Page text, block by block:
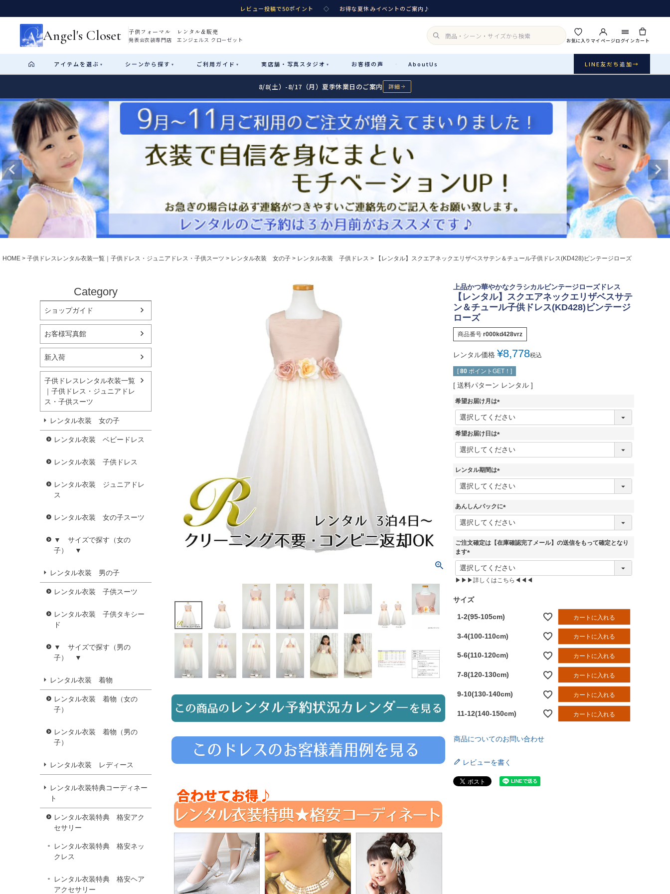
レビュー投稿で50ポイント ◇ お得な夏休みイベントのご案内♪
Angel's Closet 子供フォーマル レンタル&販売
発表会衣装専門店 エンジェルス クローゼット お気に入りマイページログインカート
アイテム を選ぶ ▾ シーンから探す ▾ ご利用ガイド ▾ 実店舗・ 写真スタジオ ▾ お客様の声 · AboutUs LINE友だち追加→
カテゴリ詳細→ サイズで選ぶ→
Rental レンタル
女の子ドレス
小物・アクセ パニエ
アウター レディース
Sale販売
コスチューム アウター インナー・パニエ
アクセサリー ジュエリー 音楽雑貨
性別・サイズで絞り込む→
Recital & Concours
舞台で輝くステージ衣装
Wedding Graduation & Entrance Shichi-Go-San
3歳・5歳・7歳の晴れの日
Start はじめに
01 ショップガイド（総合案内）
レンタル・販売の入口
02 サイズの選び方
測り方と目安
Angel's Closetについて
創業2003年からの想い
Rentalレンタル
04 レンタルのご案内
予約・配送・返却・料金
レンタルの流れ
06 あんしんパック
汚れ・キズ・破損の補償
Buy & Support ご購入・サポート
08 送料・お支払い
送料・決済方法
09 お問い合わせ
電話・メール・LINE
Atelier
実店舗 つくば店
Tsukuba Boutique
〒 茨城県土浦市大町14-16-1F
10:00–18:00（完全予約制）
月曜日
店舗を予約する → スタジオを予約 →
8/8(土）-8/17（月）夏季休業日のご案内 詳細
HOME 子供ドレスレンタル衣装一覧｜子供ドレス・ジュニアドレス・子供スーツ レンタル衣装 女の子 レンタル衣装 子供ドレス 【レンタル】スクエアネックエリザベスサテン＆チュール子供ドレス(KD428)ビンテージローズ
Category
ショップガイド
お客様写真館
新入荷
子供ドレスレンタル衣装一覧
｜子供ドレス・ジュニアドレ
ス・子供スーツ
レンタル衣装 女の子
レンタル衣装 ベビードレス
レンタル衣装 子供ドレス
レンタル衣装 ジュニアドレ
ス
レンタル衣装 女の子スーツ
▼ サイズで探す（女の
子） ▼
レンタル衣装 男の子
レンタル衣装 子供スーツ
レンタル衣装 子供タキシー
ド
▼ サイズで探す（男の
子） ▼
レンタル衣装 着物
レンタル衣装 着物（女の
子）
レンタル衣装 着物（男の
子）
レンタル衣装 レディース
レンタル衣装特典コーディネー
ト
レンタル衣装特典 格安アク
セサリー
レンタル衣装特典 格安ネッ
クレス
レンタル衣装特典 格安ヘア
アクセサリー
上品かつ華やかなクラシカルビンテージローズドレス
【レンタル】スクエアネックエリザベスサテ
ン＆チュール子供ドレス(KD428)ビンテージ
ローズ
商品番号 r000kd428vrz
レンタル価格 ¥8,778税込
[ 80 ポイントGET！]
送料パターン レンタル
希望お届け月は
(
必
希望お届け日は
(
必
)
レンタル期間は
(
必
)
あんしんパックに
(
必
)
ご注文確定は【在庫確認完了メール】の送信をもって確定となり
ます
(
必
須
▶▶▶詳しくはこちら◀◀◀
サイズ
1-2(95-105cm) カートに入れる
3-4(100-110cm) カートに入れる
5-6(110-120cm) カートに入れる
7-8(120-130cm) カートに入れる
9-10(130-140cm) カートに入れる
11-12(140-150cm) カートに入れる
商品についてのお問い合わせ
レビューを書く